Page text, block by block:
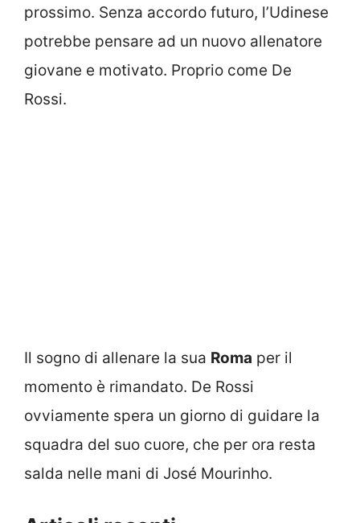
prossimo. Senza accordo futuro, l’Udinese
potrebbe pensare ad un nuovo allenatore
giovane e motivato. Proprio come De
Rossi.
Il sogno di allenare la sua Roma per il
momento è rimandato. De Rossi
ovviamente spera un giorno di guidare la
squadra del suo cuore, che per ora resta
salda nelle mani di José Mourinho.